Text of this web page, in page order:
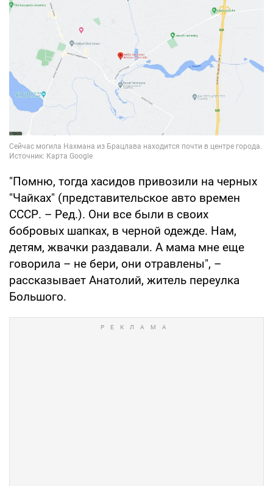
"Помню, тогда хасидов привозили на черных
"Чайках" (представительское авто времен
СССР. – Ред.). Они все были в своих
бобровых шапках, в черной одежде. Нам,
детям, жвачки раздавали. А мама мне еще
говорила – не бери, они отравлены", –
рассказывает Анатолий, житель переулка
Большого.